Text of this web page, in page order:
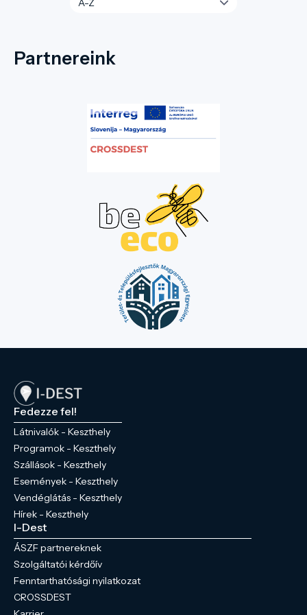
Partnereink
Fedezze fel!
Látnivalók - Keszthely
Programok - Keszthely
Szállások - Keszthely
Események - Keszthely
Vendéglátás - Keszthely
Hírek - Keszthely
I-Dest
ÁSZF partnereknek
Szolgáltatói kérdőív
Fenntarthatósági nyilatkozat
CROSSDEST